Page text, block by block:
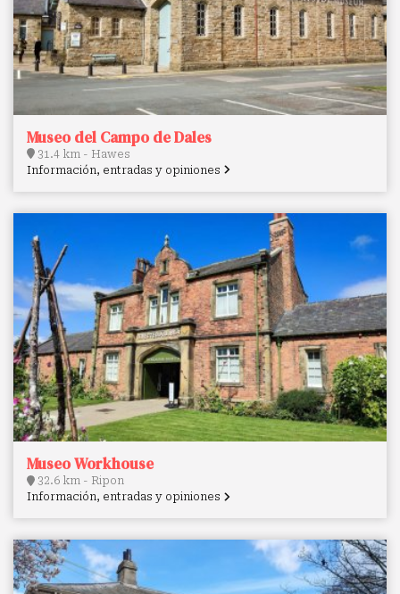
Museo del Campo de Dales
31.4 km - Hawes
Información, entradas y opiniones
Museo Workhouse
32.6 km - Ripon
Información, entradas y opiniones